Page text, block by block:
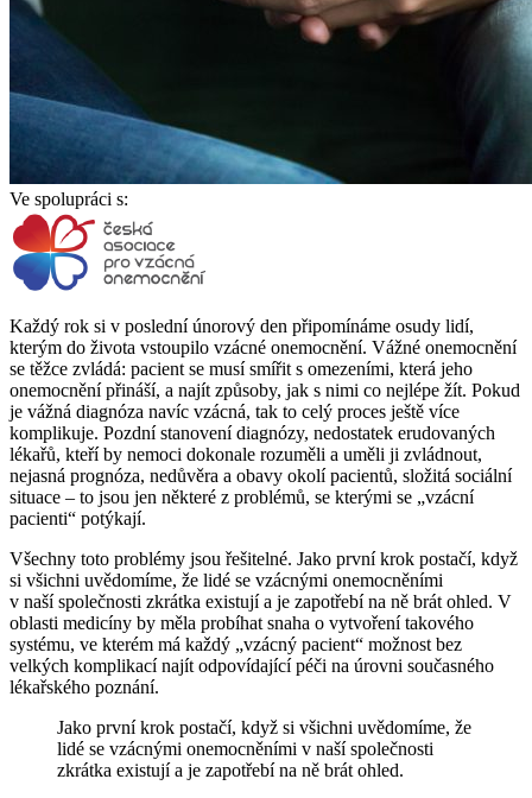
Ve spolupráci s:
Každý rok si v poslední únorový den připomínáme osudy lidí,
kterým do života vstoupilo vzácné onemocnění. Vážné onemocnění
se těžce zvládá: pacient se musí smířit s omezeními, která jeho
onemocnění přináší, a najít způsoby, jak s nimi co nejlépe žít. Pokud
je vážná diagnóza navíc vzácná, tak to celý proces ještě více
komplikuje. Pozdní stanovení diagnózy, nedostatek erudovaných
lékařů, kteří by nemoci dokonale rozuměli a uměli ji zvládnout,
nejasná prognóza, nedůvěra a obavy okolí pacientů, složitá sociální
situace – to jsou jen některé z problémů, se kterými se „vzácní
pacienti“ potýkají.
Všechny toto problémy jsou řešitelné. Jako první krok postačí, když
si všichni uvědomíme, že lidé se vzácnými onemocněními
v naší společnosti zkrátka existují a je zapotřebí na ně brát ohled. V
oblasti medicíny by měla probíhat snaha o vytvoření takového
systému, ve kterém má každý „vzácný pacient“ možnost bez
velkých komplikací najít odpovídající péči na úrovni současného
lékařského poznání.
Jako první krok postačí, když si všichni uvědomíme, že
lidé se vzácnými onemocněními v naší společnosti
zkrátka existují a je zapotřebí na ně brát ohled.